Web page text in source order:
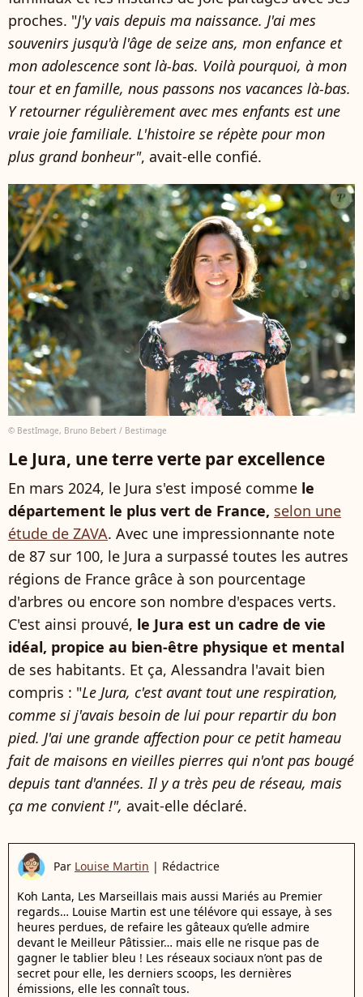
proches. "J'y vais depuis ma naissance. J'ai mes
souvenirs jusqu'à l'âge de seize ans, mon enfance et
mon adolescence sont là-bas. Voilà pourquoi, à mon
tour et en famille, nous passons nos vacances là-bas.
Y retourner régulièrement avec mes enfants est une
vraie joie familiale. L'histoire se répète pour mon
plus grand bonheur", avait-elle confié.
© BestImage, Bruno Bebert / Bestimage
Le Jura, une terre verte par excellence
En mars 2024, le Jura s'est imposé comme le
département le plus vert de France, selon une
étude de ZAVA. Avec une impressionnante note
de 87 sur 100, le Jura a surpassé toutes les autres
régions de France grâce à son pourcentage
d'arbres ou encore son nombre d'espaces verts.
C'est ainsi prouvé, le Jura est un cadre de vie
idéal, propice au bien-être physique et mental
de ses habitants. Et ça, Alessandra l'avait bien
compris : "Le Jura, c'est avant tout une respiration,
comme si j'avais besoin de lui pour repartir du bon
pied. J'ai une grande affection pour ce petit hameau
fait de maisons en vieilles pierres qui n'ont pas bougé
depuis tant d'années. Il y a très peu de réseau, mais
ça me convient !", avait-elle déclaré.
Par Louise Martin | Rédactrice
Koh Lanta, Les Marseillais mais aussi Mariés au Premier
regards… Louise Martin est une télévore qui essaye, à ses
heures perdues, de refaire les gâteaux qu’elle admire
devant le Meilleur Pâtissier… mais elle ne risque pas de
gagner le tablier bleu ! Les réseaux sociaux n’ont pas de
secret pour elle, les derniers scoops, les dernières
émissions, elle les connaît tous.